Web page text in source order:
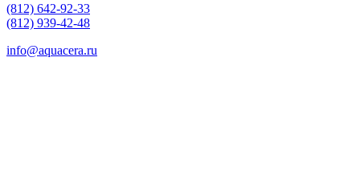
(812) 642-92-33
(812) 939-42-48
info@aquacera.ru